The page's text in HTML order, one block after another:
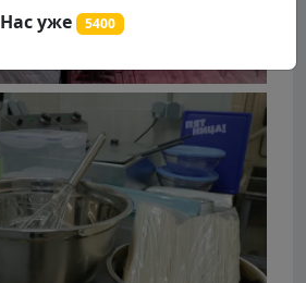
Нас уже 5400